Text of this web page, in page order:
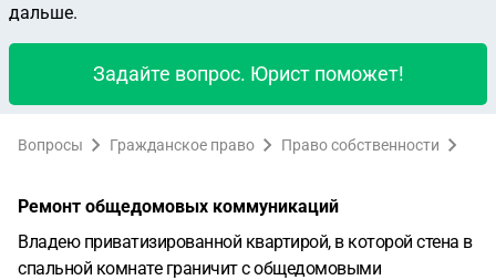
дальше.
Задайте вопрос. Юрист поможет!
Вопросы Гражданское право Право собственности
Ремонт общедомовых коммуникаций
Владею приватизированной квартирой, в которой стена в
спальной комнате граничит с общедомовыми